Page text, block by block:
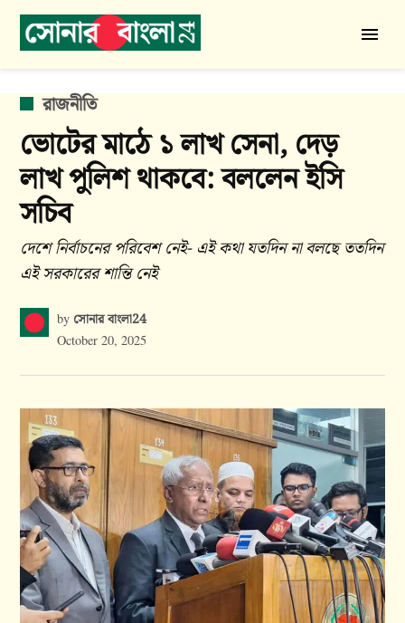
Skip
বাংলা
24
POSTED
রাজনীতি
ভোটের মাঠে ১ লাখ সেনা, দেড়
লাখ পুলিশ থাকবে: বললেন ইসি
সচিব
দেশে নির্বাচনের পরিবেশ নেই- এই কথা যতদিন না বলছে ততদিন
এই সরকারের শান্তি নেই
by সোনার বাংলা24
October 20, 2025